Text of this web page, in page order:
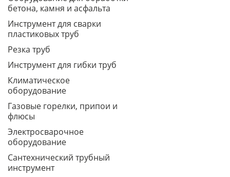
бетона, камня и асфальта
Инструмент для сварки
пластиковых труб
Резка труб
Инструмент для гибки труб
Климатическое
оборудование
Газовые горелки, припои и
флюсы
Электросварочное
оборудование
Сантехнический трубный
инструмент